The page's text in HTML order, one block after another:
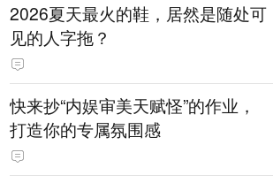
2026夏天最火的鞋，居然是随处可
见的人字拖？
快来抄“内娱审美天赋怪”的作业，
打造你的专属氛围感